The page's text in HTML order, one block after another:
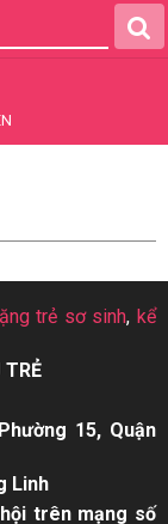
trẻ sơ sinh,kể
TRẺ
15, Quận
Linh
trên mạng số